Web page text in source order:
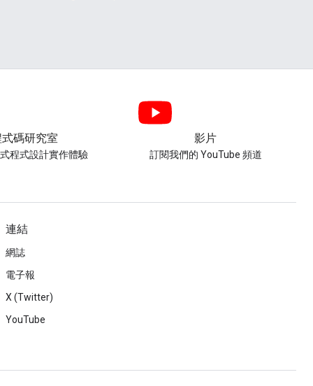
碼研究室
程式設計實作體驗
影片
訂閱我們的 YouTube 頻道
連結
網誌
電子報
X (Twitter)
YouTube